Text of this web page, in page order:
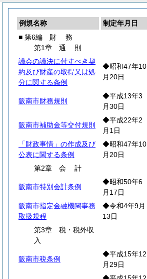
例規名称 制定年月日
■ 第6編 財 務
第1章 通 則
議会の議決に付すべき契
約及び財産の取得又は処
分に関する条例
◆昭和47年10
月20日
阪南市財務規則
◆平成13年3
月30日
阪南市補助金等交付規則
◆平成22年2
月1日
「財政事情」の作成及び
公表に関する条例
◆昭和47年10
月20日
第2章 会計
阪南市特別会計条例
◆昭和50年6
月17日
阪南市指定金融機関事務
取扱規程
◆令和4年9月
13日
第3章 税・税外収
入
阪南市税条例
◆平成15年12
月29日